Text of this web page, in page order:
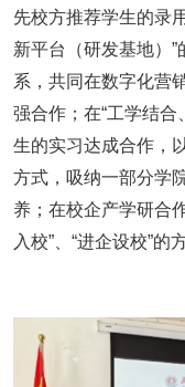
先校方推荐学生的录
新平台（研发基地）
系，共同在数字化营
强合作；在“工学结合
生的实习达成合作，
方式，吸纳一部分学
养；在校企产学研合
入校”、“进企设校”的